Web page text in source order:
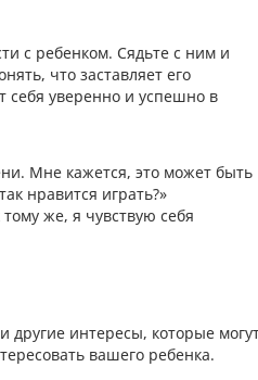
с ребенком. Сядьте с ним и
что заставляет его
себя уверенно и успешно в
Мне кажется, это может быть
нравится играть?»
же, я чувствую себя
другие интересы, которые
вашего ребенка.